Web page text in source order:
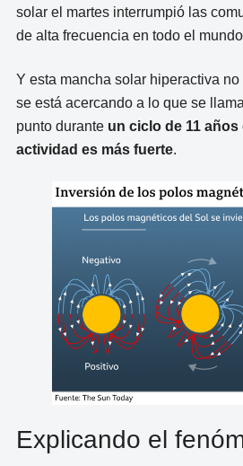
solar el martes interrumpió las
de alta frecuencia en todo el
Y esta mancha solar hiperactiva no
se está acercando a lo que se
punto durante un ciclo de 11 años
actividad es más fuerte.
Explicando el